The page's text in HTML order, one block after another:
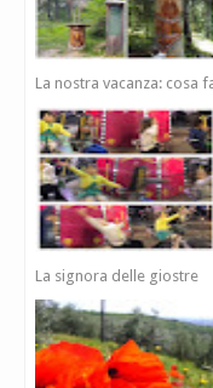
La nostra vacanza: cosa
La signora delle giostre